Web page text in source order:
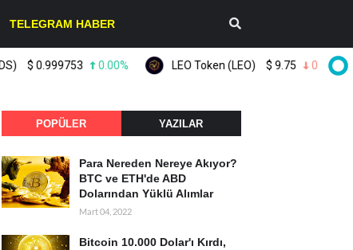
TELEGRAM HABER
$0.999753 0.00% LEO Token (LEO) $9.75 0.10%
POPÜLER YAZILAR
Para Nereden Nereye Akıyor?
BTC ve ETH'de ABD
Dolarından Yüklü Alımlar
Mart 04, 2022
Bitcoin 10.000 Dolar'ı Kırdı,